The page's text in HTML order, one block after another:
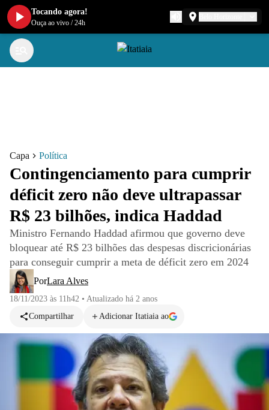
Capa Política
Contingenciamento para cumprir
déficit zero não deve ultrapassar
R$ 23 bilhões, indica Haddad
Ministro Fernando Haddad afirmou que governo deve
bloquear até R$ 23 bilhões das despesas discricionárias
para conseguir cumprir a meta de déficit zero em 2024
PorLara Alves
18/11/2023 às 11h42 • Atualizado há 2 anos
Compartilhar
Adicionar Itatiaia ao
Tocando agora!
Ouça ao vivo /24h